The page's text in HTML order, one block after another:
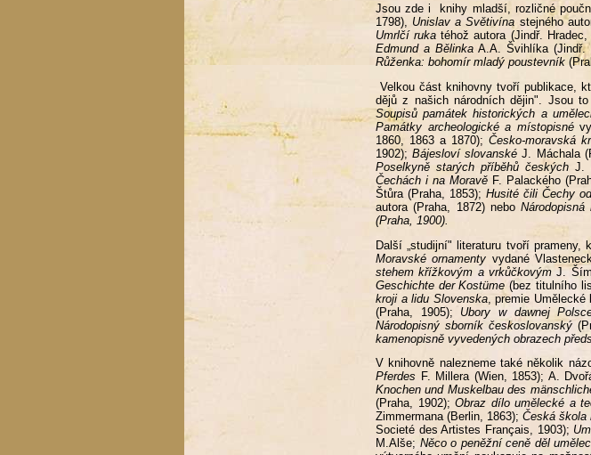
Jsou zde i knihy mladší, rozličné
1798), Unislav a Světivína stejného
Umrlčí ruka téhož autora (Jindř. Hradec,
Edmund a BělinkaA.A. Švihlíka (Jindř.
Růženka: bohomír mladý poustevník
Velkou část knihovny tvoří publikace,
dějů z našich národních dějin". Jsou
Soupisů památek historických a
Památky archeologické a místopisné
1860, 1863 a 1870);Česko-moravská
1902);Bájesloví slovanské J. Máchala
Poselkyně starých příběhů českýchJ.
Čechách i na Moravě F. Palackého
Štůra (Praha, 1853); Husité čili Čechy
autora (Praha, 1872) nebo
(Praha, 1900).
Další „studijní" literaturu tvoří prameny,
Moravské ornamenty vydané
stehem křížkovým a vrkůčkovým J.
Geschichte der Kostüme (bez titulního
kroji a lidu Slovenska, premie Umělecké
(Praha, 1905); Ubory w dawnej
Národopisný sborník českoslovanský
kamenopisně vyvedených obrazech
V knihovně nalezneme také několik
Pferdes F. Millera (Wien, 1853); A.
Knochen und Muskelbau des
(Praha, 1902); Obraz dílo umělecké a
Zimmermana (Berlin, 1863);Česká
Societé des Artistes Français, 1903);
M.Alše; Něco o peněžní ceně děl